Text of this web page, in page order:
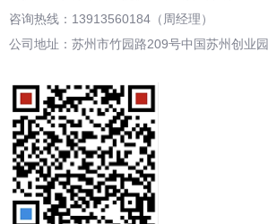
咨询热线：13913560184（周经理）
公司地址：苏州市竹园路209号中国苏州创业园